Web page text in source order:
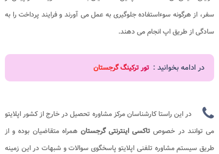
سفر، از هرگونه سوءاستفاده جلوگیری به عمل می آورند و فرایند پرداخت را به
سادگی از طریق اپ انجام می دهند.
در ادامه بخوانید : تور ترکینگ گرجستان
در این راستا کارشناسان مرکز مشاوره تحصیل در خارج از کشور اپلایتو
می توانند در خصوص تاکسی اینترنتی گرجستان همراه متقاضیان بوده و از
طریق سیستم مشاوره تلفنی اپلایتو پاسخگوی سوالات و شبهات در این زمینه